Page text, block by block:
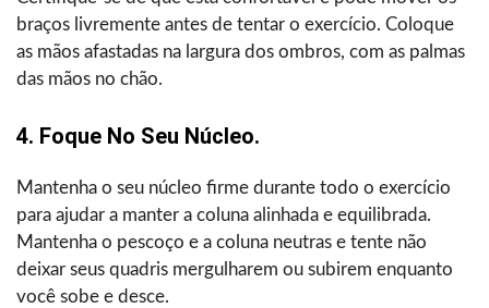
braços livremente antes de tentar o exercício. Coloque
as mãos afastadas na largura dos ombros, com as palmas
das mãos no chão.
4. Foque No Seu Núcleo.
Mantenha o seu núcleo firme durante todo o exercício
para ajudar a manter a coluna alinhada e equilibrada.
Mantenha o pescoço e a coluna neutras e tente não
deixar seus quadris mergulharem ou subirem enquanto
você sobe e desce.